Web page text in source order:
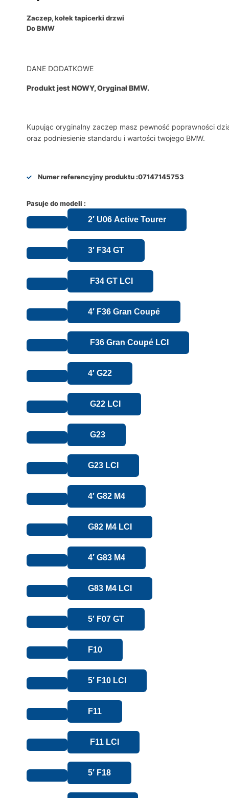
Zaczep, kołek tapicerki drzwi
Do BMW
DANE DODATKOWE
Produkt jest NOWY, Oryginał BMW.
Kupując oryginalny zaczep masz pewność poprawności
oraz podniesienie standardu i wartości twojego BMW.
Numer referencyjny produktu :07147145753
Pasuje do modeli :
2′ U06 Active Tourer
3′ F34 GT
F34 GT LCI
4′ F36 Gran Coupé
F36 Gran Coupé LCI
4′ G22
G22 LCI
G23
G23 LCI
4′ G82 M4
G82 M4 LCI
4′ G83 M4
G83 M4 LCI
5′ F07 GT
F10
5′ F10 LCI
F11
F11 LCI
5′ F18